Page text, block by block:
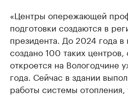
«Центры опережающей
подготовки создаются в
президента. До 2024 года
создано 100 таких
откроется на Вологодчине
года. Сейчас в здании
работы системы отопления,